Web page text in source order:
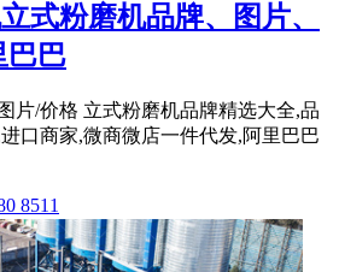
式粉磨机品牌、图片、
巴巴
片/价格 立式粉磨机品牌精选大全,品
口商家,微商微店一件代发,阿里巴巴
8511